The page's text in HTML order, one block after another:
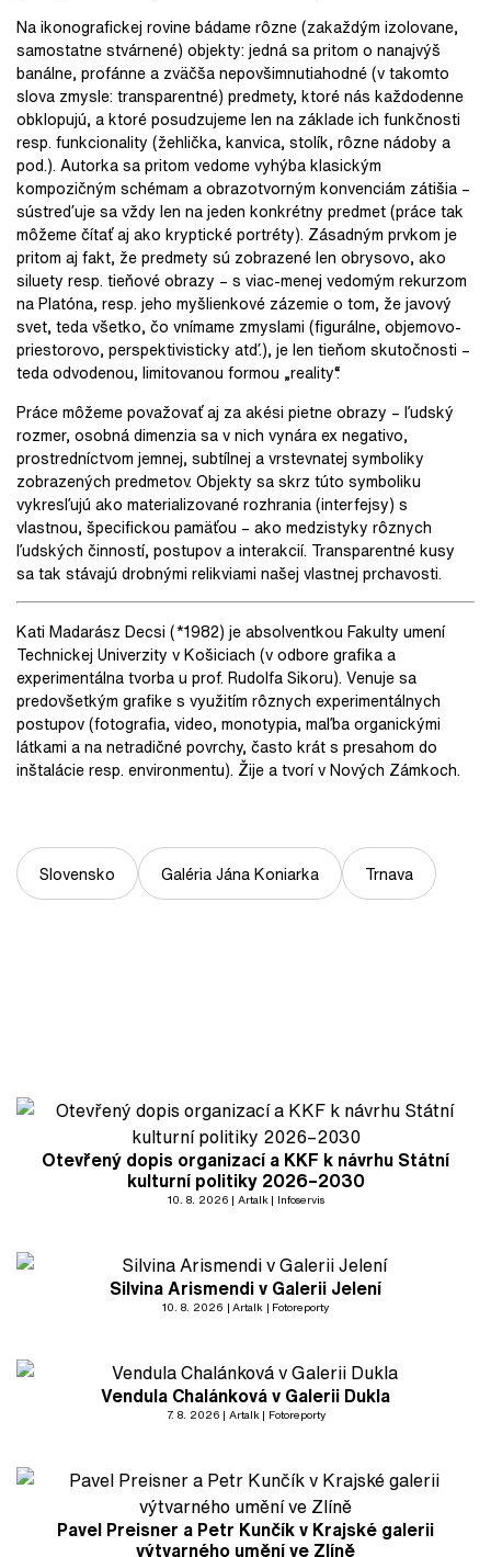
Na ikonografickej rovine bádame rôzne (zakaždým izolovane,
samostatne stvárnené) objekty: jedná sa pritom o nanajvýš
banálne, profánne a zväčša nepovšimnutiahodné (v takomto
slova zmysle: transparentné) predmety, ktoré nás každodenne
obklopujú, a ktoré posudzujeme len na základe ich funkčnosti
resp. funkcionality (žehlička, kanvica, stolík, rôzne nádoby a
pod.). Autorka sa pritom vedome vyhýba klasickým
kompozičným schémam a obrazotvorným konvenciám zátišia –
sústreďuje sa vždy len na jeden konkrétny predmet (práce tak
môžeme čítať aj ako kryptické portréty). Zásadným prvkom je
pritom aj fakt, že predmety sú zobrazené len obrysovo, ako
siluety resp. tieňové obrazy – s viac-menej vedomým rekurzom
na Platóna, resp. jeho myšlienkové zázemie o tom, že javový
svet, teda všetko, čo vnímame zmyslami (figurálne, objemovo-
priestorovo, perspektivisticky atď.), je len tieňom skutočnosti –
teda odvodenou, limitovanou formou „reality“.
Práce môžeme považovať aj za akési pietne obrazy – ľudský
rozmer, osobná dimenzia sa v nich vynára ex negativo,
prostredníctvom jemnej, subtílnej a vrstevnatej symboliky
zobrazených predmetov. Objekty sa skrz túto symboliku
vykresľujú ako materializované rozhrania (interfejsy) s
vlastnou, špecifickou pamäťou – ako medzistyky rôznych
ľudských činností, postupov a interakcií. Transparentné kusy
sa tak stávajú drobnými relikviami našej vlastnej prchavosti.
Kati Madarász Decsi (*1982) je absolventkou Fakulty umení
Technickej Univerzity v Košiciach (v odbore grafika a
experimentálna tvorba u prof. Rudolfa Sikoru). Venuje sa
predovšetkým grafike s využitím rôznych experimentálnych
postupov (fotografia, video, monotypia, maľba organickými
látkami a na netradičné povrchy, často krát s presahom do
inštalácie resp. environmentu). Žije a tvorí v Nových Zámkoch.
Slovensko Galéria Jána Koniarka Trnava
Otevřený dopis organizací a KKF k návrhu Státní
kulturní politiky 2026–2030
10. 8. 2026 Artalk Infoservis
Silvina Arismendi v Galerii Jelení
10. 8. 2026 Artalk Fotoreporty
Vendula Chalánková v Galerii Dukla
7. 8. 2026 Artalk Fotoreporty
Pavel Preisner a Petr Kunčík v Krajské galerii
výtvarného umění ve Zlíně